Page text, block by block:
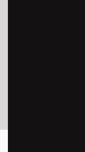
Minidoc Nossa